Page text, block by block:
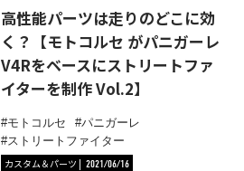
高性能パーツは走りのどこに効
く？【モトコルセ がパニガーレ
V4Rをベースにストリートファ
イターを制作 Vol.2】
モトコルセ
パニガーレ
ストリートファイター
カスタム＆パーツ
2021/06/16